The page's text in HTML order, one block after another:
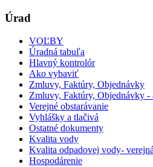
Úrad
VOĽBY
Úradná tabuľa
Hlavný kontrolór
Ako vybaviť
Zmluvy, Faktúry, Objednávky
Zmluvy, Faktúry, Objednávky -
Verejné obstarávanie
Vyhlášky a tlačivá
Ostatné dokumenty
Kvalita vody
Kvalita odpadovej vody-
Hospodárenie